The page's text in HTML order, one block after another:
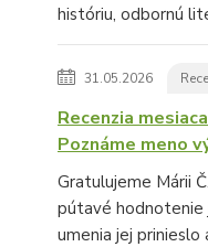
históriu, odbornú
31.05.2026
Recenzia
Poznáme meno
Gratulujeme Márii
pútavé hodnotenie
umenia jej